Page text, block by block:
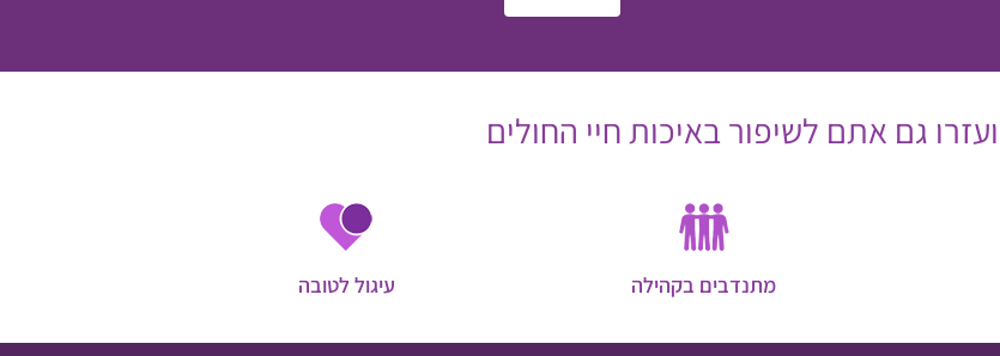
גם אתם לשיפור באיכות חיי החולים
מתנדבים בקהילה עיגול לטובה